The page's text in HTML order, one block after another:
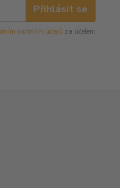
Přihlásit se
osobních údajů za účelem